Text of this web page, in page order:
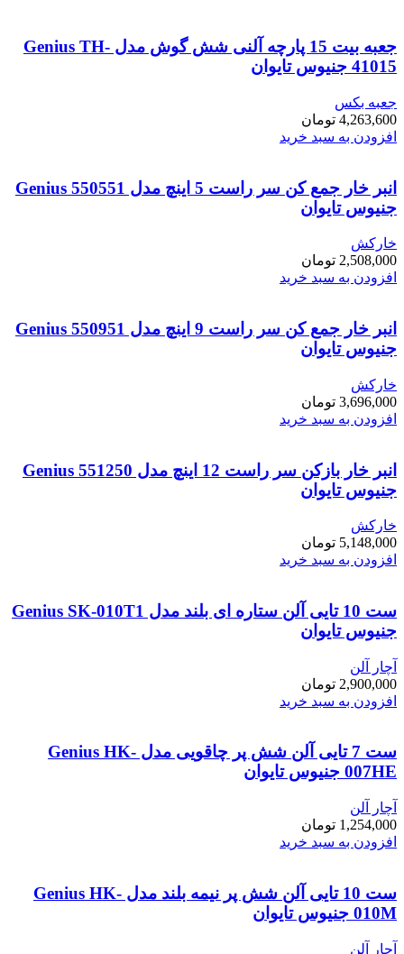
جعبه بیت 15 پارچه آلنی شش گوش مدل Genius TH-
41015 جنیوس تایوان
جعبه بکس
4,263,600 تومان
افزودن به سبد خرید
انبر خار جمع کن سر راست 5 اینچ مدل Genius 550551
جنیوس تایوان
خارکش
2,508,000 تومان
افزودن به سبد خرید
انبر خار جمع کن سر راست 9 اینچ مدل Genius 550951
جنیوس تایوان
خارکش
3,696,000 تومان
افزودن به سبد خرید
انبر خار بازکن سر راست 12 اینچ مدل Genius 551250
جنیوس تایوان
خارکش
5,148,000 تومان
افزودن به سبد خرید
ست 10 تایی آلن ستاره ای بلند مدل Genius SK-010T1
جنیوس تایوان
آچار آلن
2,900,000 تومان
افزودن به سبد خرید
ست 7 تایی آلن شش پر چاقویی مدل Genius HK-
007HE جنیوس تایوان
آچار آلن
1,254,000 تومان
افزودن به سبد خرید
ست 10 تایی آلن شش پر نیمه بلند مدل Genius HK-
010M جنیوس تایوان
آچار آلن